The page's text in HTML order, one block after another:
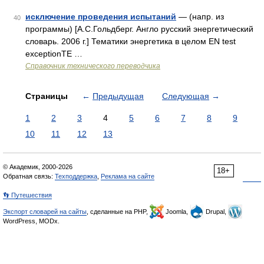
40 исключение проведения испытаний — (напр. из
программы) [А.С.Гольдберг. Англо русский энергетический
словарь. 2006 г.] Тематики энергетика в целом EN test
exceptionTE …
Справочник технического переводчика
Страницы ← Предыдущая Следующая →
1 2 3 4 5 6 7 8
9
10
11 12 13
18+
© Академик, 2000-2026
Обратная связь: Техподдержка Реклама на сайте
👣 Путешествия
Экспорт словарей на сайты , сделанные на PHP, Joomla,
Drupal,
WordPress, MODx.